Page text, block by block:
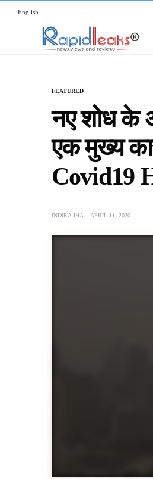
English
FEATURED
नए शोध के
एक मुख्य
Covid19
INDIRA JHA APRIL 11, 2020